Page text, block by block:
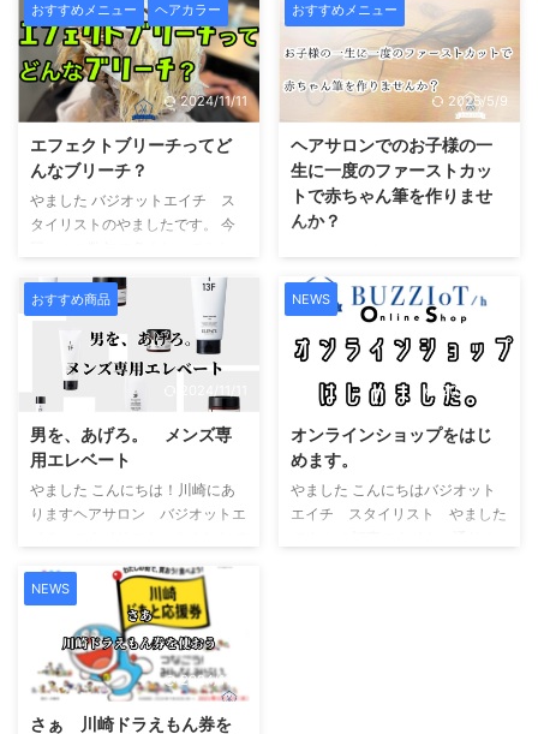
おすすめメニュー ヘアカラー
2024/11/11
エフェクトブリーチってど
んなブリーチ？
やました バジオットエイチ ス
タイリストのやましたです。 今
カラーの土台となる脱色剤、ブリ
ーチについての記事となっており
ます。 エフェクトブリーチって
どんなもの？ 当店ではエフェク
トブリーチと呼ばれる薬剤を導入
しております。 エフェクトブリ
ーチってどんなもの？という話の
前に なぜこの薬剤が必要になる
のかをお話したいと思います。
まずは現在ハイトーンカラーをさ
おすすめメニュー
2025/5/9
ヘアサロンでのお子様の一
生に一度のファーストカッ
トで赤ちゃん筆を作りませ
んか？
ロン、バジオットエイチスタイリ
ストやましたです。こんにちは。
お客様から 子供のカットは受け
付けていますか？ とのお問い合
大丈夫です。 まだスタイル写真
ージにkidsカテゴリーを作るほど
当店はお子様のご来店ウエルカム
です。 自分の娘をスタイル写
真に起用するほどウエルカムで
おすすめ商品
男を、あげろ。 メンズ専
用エレベート
やました こんにちは！川崎にあ
りますヘアサロン バジオットエ
は….. 男性のお客様の御来店が増
加しています。 なんでしょう….
内装が男性好みだからでしょう
か？（もちろん女性のお客様ウェ
ルカムです） はたまた当店のミ
ラーロイドという鏡が男性のテク
ノロジー心を揺さぶるのでしょう
NEWS
2024/11/11
オンラインショップをはじ
めます。
やました こんにちはバジオット
エイチ スタイリスト やました
NEWS
2024/11/11
さぁ 川崎ドラえもん券を